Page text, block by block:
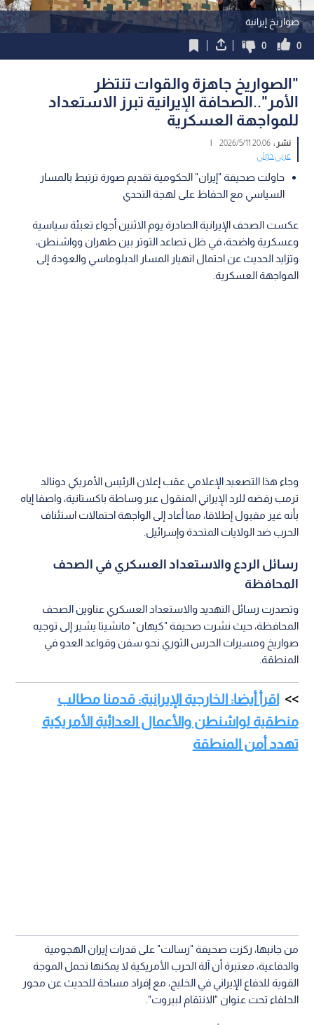
صواريخ إيرانية
0
0
"الصواريخ جاهزة والقوات تنتظر
الأمر"..الصحافة الإيرانية تبرز الاستعداد
للمواجهة العسكرية
نشر :20:06 2026/5/11
|
عربي دولي
حاولت صحيفة "إيران" الحكومية تقديم صورة ترتبط بالمسار
السياسي مع الحفاظ على لهجة التحدي
عكست الصحف الإيرانية الصادرة يوم الاثنين أجواء تعبئة سياسية
وعسكرية واضحة، في ظل تصاعد التوتر بين طهران وواشنطن،
وتزايد الحديث عن احتمال انهيار المسار الدبلوماسي والعودة إلى
المواجهة العسكرية.
وجاء هذا التصعيد الإعلامي عقب إعلان الرئيس الأمريكي دونالد
ترمب رفضه للرد الإيراني المنقول عبر وساطة باكستانية، واصفا إياه
بأنه غير مقبول إطلاقا، مما أعاد إلى الواجهة احتمالات استئناف
الحرب ضد الولايات المتحدة وإسرائيل.
رسائل الردع والاستعداد العسكري في الصحف
المحافظة
وتصدرت رسائل التهديد والاستعداد العسكري عناوين الصحف
المحافظة، حيث نشرت صحيفة "كيهان" مانشيتا يشير إلى توجيه
صواريخ ومسيرات الحرس الثوري نحو سفن وقواعد العدو في
المنطقة.
اقرأ أيضا: الخارجية الإيرانية: قدمنا مطالب
منطقية لواشنطن والأعمال العدائية الأمريكية
تهدد أمن المنطقة
من جانبها، ركزت صحيفة "رسالت" على قدرات إيران الهجومية
والدفاعية، معتبرة أن آلة الحرب الأمريكية لا يمكنها تحمل الموجة
القوية للدفاع الإيراني في الخليج، مع إفراد مساحة للحديث عن محور
الحلفاء تحت عنوان "الانتقام لبيروت".